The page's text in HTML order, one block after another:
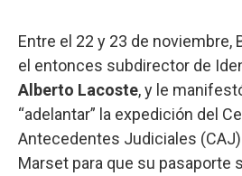
Entre el 22 y 23 de noviembre,
el entonces subdirector de
Alberto Lacoste, y le
“adelantar” la expedición del
Antecedentes Judiciales
Marset para que su pasaporte